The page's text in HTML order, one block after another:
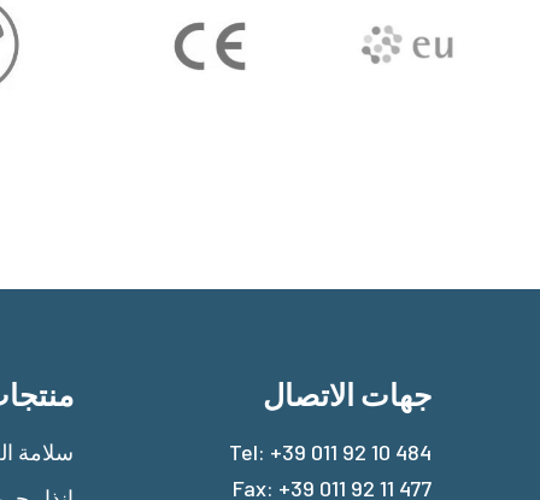
سلامة
جهات الاتصال
Tel: +39 011 92 10 484
Fax: +39 011 92 11 477